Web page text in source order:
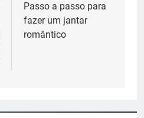
Passo a passo para
fazer um jantar
romântico